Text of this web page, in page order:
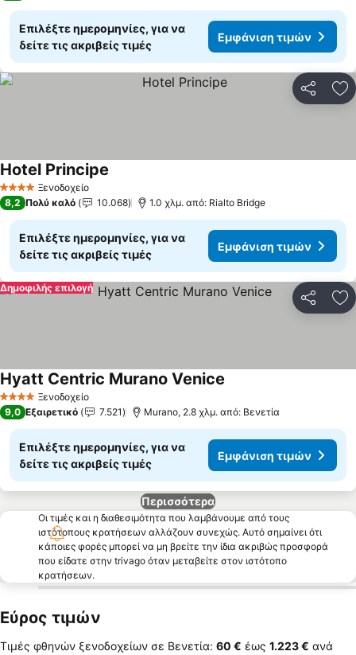
Επιλέξτε ημερομηνίες, για να
δείτε τις ακριβείς τιμές
Εμφάνιση τιμών
4 ΑστέριαΞενοδοχείο
Hotel Principe
8,2 Πολύ καλό 10.068 1.0 χλμ. από: Rialto Bridge
Επιλέξτε ημερομηνίες, για να
δείτε τις ακριβείς τιμές
Εμφάνιση τιμών
Δημοφιλής επιλογή
4 ΑστέριαΞενοδοχείο
Hyatt Centric Murano Venice
9,0 Εξαιρετικό 7.521 Murano, 2.8 χλμ. από: Βενετία
Επιλέξτε ημερομηνίες, για να
δείτε τις ακριβείς τιμές
Εμφάνιση τιμών
Περισσότερα
Οι τιμές και η διαθεσιμότητα που λαμβάνουμε από τους
ιστότοπους κρατήσεων αλλάζουν συνεχώς. Αυτό σημαίνει ότι
κάποιες φορές μπορεί να μη βρείτε την ίδια ακριβώς προσφορά
που είδατε στην trivago όταν μεταβείτε στον ιστότοπο
κρατήσεων.
Εύρος τιμών
Τιμές φθηνών ξενοδοχείων σε Βενετία: ‎60 € έως ‎1.223 € ανά